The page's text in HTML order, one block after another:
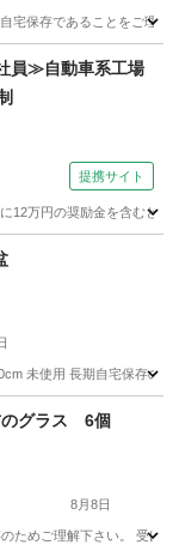
宅保存であることをご理
員≫自動車系工場
提携サイト
12万円の奨励金を含む
使用 長期自宅保存の
のグラス 6個
8月8日
ためご理解下さい。 受